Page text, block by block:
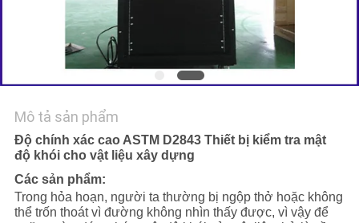
ĐỒ
TRANG
WEB
Mô tả sản phẩm
Độ chính xác cao ASTM D2843 Thiết bị kiểm tra mật
độ khói cho vật liệu xây dựng
Các sản phẩm:
Trong hỏa hoạn, người ta thường bị ngộp thở hoặc không
thể trốn thoát vì đường không nhìn thấy được, vì vậy để